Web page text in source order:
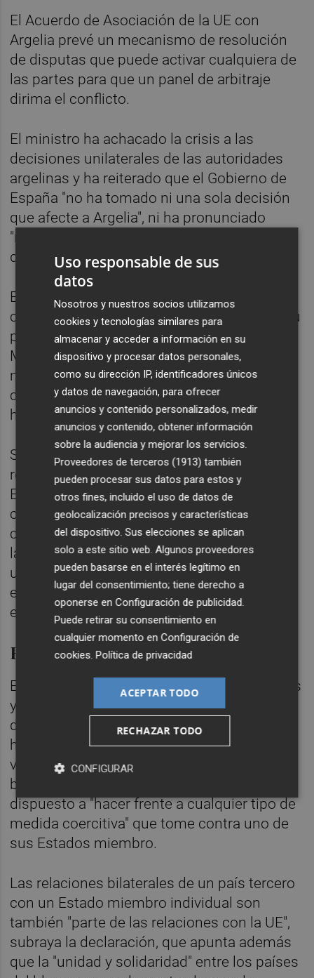
El Acuerdo de Asociación de la UE con
Argelia prevé un mecanismo de resolución
de disputas que puede activar cualquiera de
las partes para que un panel de arbitraje
dirima el conflicto.
El ministro ha achacado la crisis a las
decisiones unilaterales de las autoridades
argelinas y ha reiterado que el Gobierno de
España "no ha tomado ni una sola decisión
que afecte a Argelia", ni ha pronunciado
"ninguna palabra" para provocar un conflicto
diplomático.
En esta línea, ha evitado hablar de fallos de
cálculo por parte del Ejecutivo español en su
política exterior y en la relación con Argelia y
Marruecos. "La decisión unilateral afecta a
nuestras empresas y a la relación comercial
con la UE. Ese es el verdadero debate. No
hay que mezclar las cosas", ha zanjado.
Según ha subrayado, España cuenta con el
respaldo de las instituciones europeas y el
Ejecutivo comunitario, que tiene la
competencia exclusiva de la política
comercial del bloque, ve "exactamente igual"
la crisis diplomática con Argelia. "Estamos
unidos en la defensa firme de nuestras
empresas que son también las empresas
europeas", ha señalado.
Respuesta de Bruselas
En un comunicado firmado por Dombrovskis
y el Alto Representante de Política Exterior
de la UE, Josep Borrell, el Ejecutivo europeo
ha apuntado que el país magrebí está
vulnerando el Acuerdo de Asociación con el
bloque comunitario y ha afirmado que está
dispuesto a "hacer frente a cualquier tipo de
medida coercitiva" que tome contra uno de
sus Estados miembro.
Las relaciones bilaterales de un país tercero
con un Estado miembro individual son
también "parte de las relaciones con la UE",
subraya la declaración, que apunta además
que la "unidad y solidaridad" entre los países
Uso responsable de sus
datos
Nosotros y nuestros socios utilizamos
cookies y tecnologías similares para
almacenar y acceder a información en su
dispositivo y procesar datos personales,
como su dirección IP, identificadores únicos
y datos de navegación, para ofrecer
anuncios y contenido personalizados, medir
anuncios y contenido, obtener información
sobre la audiencia y mejorar los servicios.
Proveedores de terceros (1913) también
pueden procesar sus datos para estos y
otros fines, incluido el uso de datos de
geolocalización precisos y características
del dispositivo. Sus elecciones se aplican
solo a este sitio web. Algunos proveedores
pueden basarse en el interés legítimo en
lugar del consentimiento; tiene derecho a
oponerse enConfiguración de publicidad.
Puede retirar su consentimiento en
cualquier momento enConfiguración de
cookies.Política de privacidad
ACEPTAR TODO
RECHAZAR TODO
CONFIGURAR